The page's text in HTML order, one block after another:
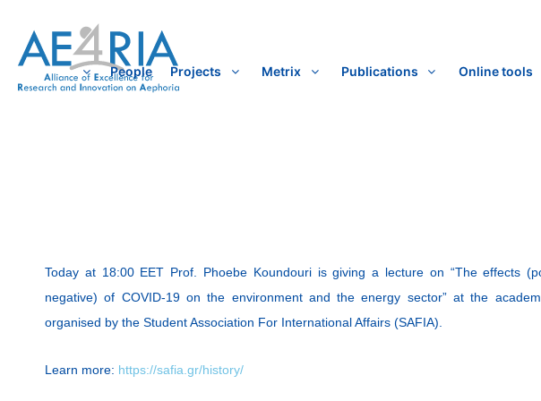
content
People Projects Metrix Publications Online tools
Today at 18:00 EET Prof. Phoebe Koundouri is giving a lecture on “The effects
negative) of COVID-19 on the environment and the energy sector” at the
organised by the Student Association For International Affairs (SAFIA).
Learn more: https://safia.gr/history/